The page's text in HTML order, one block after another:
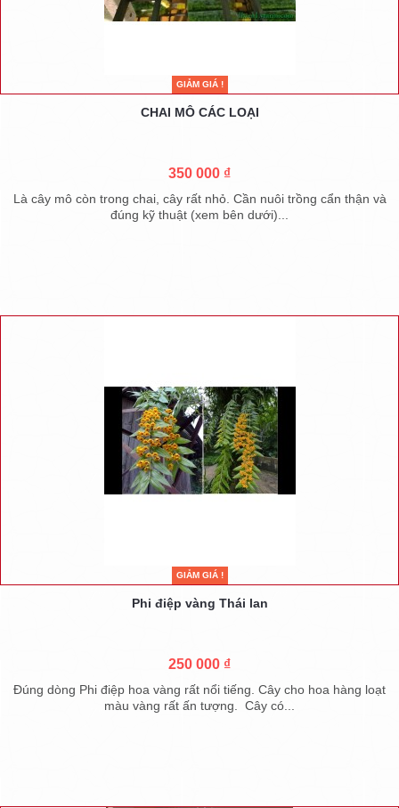
GIẢM GIÁ !
CHAI MÔ CÁC LOẠI
350 000 ₫
Là cây mô còn trong chai, cây rất nhỏ. Cần nuôi trồng cẩn thận và
đúng kỹ thuật (xem bên dưới)...
GIẢM GIÁ !
Phi điệp vàng Thái lan
250 000 ₫
Đúng dòng Phi điệp hoa vàng rất nổi tiếng. Cây cho hoa hàng loạt
màu vàng rất ấn tượng. Cây có...